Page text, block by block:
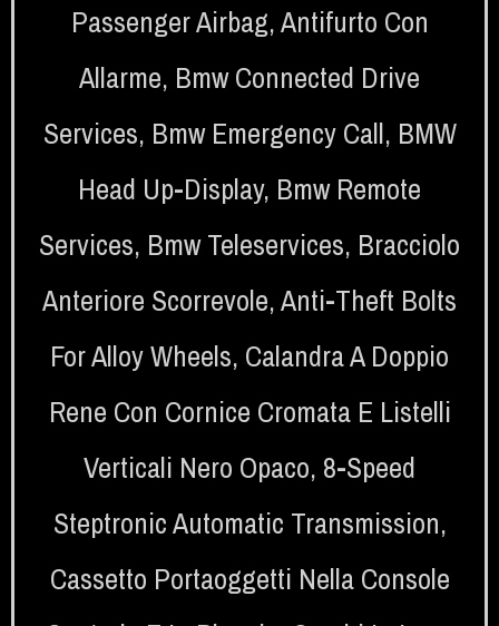
Passenger Airbag,Antifurto Con
Allarme, Bmw Connected Drive
Services, Bmw Emergency Call, BMW
Head Up-Display, Bmw Remote
Services, Bmw Teleservices, Bracciolo
Anteriore Scorrevole,Anti-Theft Bolts
For Alloy Wheels, Calandra A Doppio
Rene Con Cornice Cromata E Listelli
Verticali Nero Opaco, 8-Speed
Steptronic Automatic Transmission,
Cassetto Portaoggetti Nella Console